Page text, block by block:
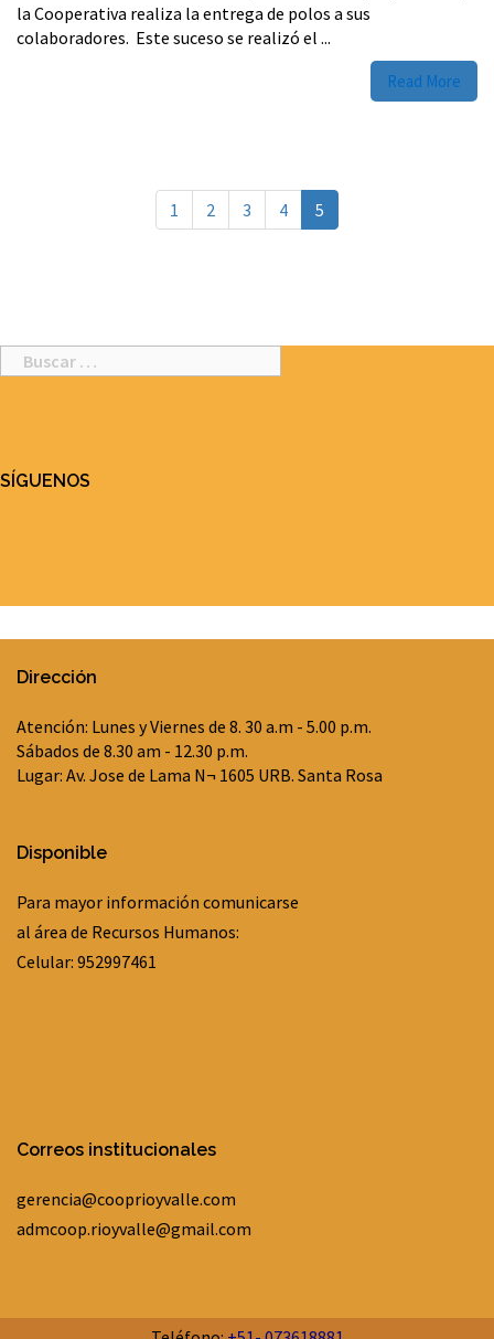
la Cooperativa realiza la entrega de polos a sus
colaboradores. Este suceso se realizó el ...
Read More
1 2 3 4 5
Buscar
por:
SÍGUENOS
Dirección
Atención: Lunes y Viernes de 8. 30 a.m - 5.00 p.m.
Sábados de 8.30 am - 12.30 p.m.
Lugar: Av. Jose de Lama N¬ 1605 URB. Santa Rosa
Disponible
Para mayor información comunicarse
al área de Recursos Humanos:
Celular: 952997461
Correos institucionales
gerencia@cooprioyvalle.com
admcoop.rioyvalle@gmail.com